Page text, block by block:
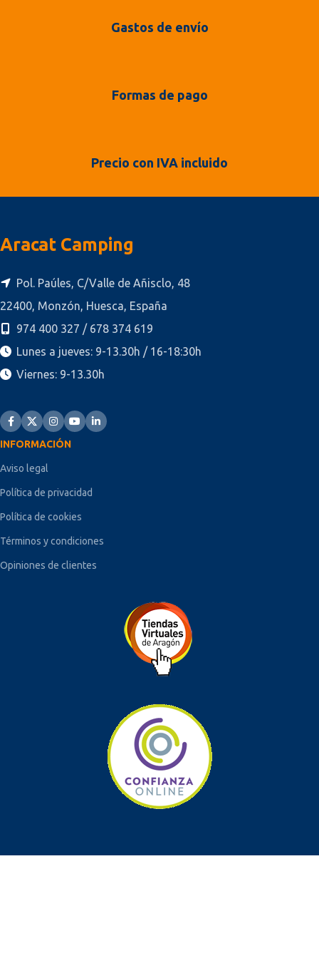
Gastos de envío
Formas de pago
Precio con IVA incluido
Aracat Camping
Pol. Paúles, C/Valle de Añisclo, 48
22400, Monzón, Huesca, España
974 400 327 / 678 374 619
Lunes a jueves: 9-13.30h / 16-18:30h
Viernes: 9-13.30h
INFORMACIÓN
Aviso legal
Política de privacidad
Política de cookies
Términos y condiciones
Opiniones de clientes